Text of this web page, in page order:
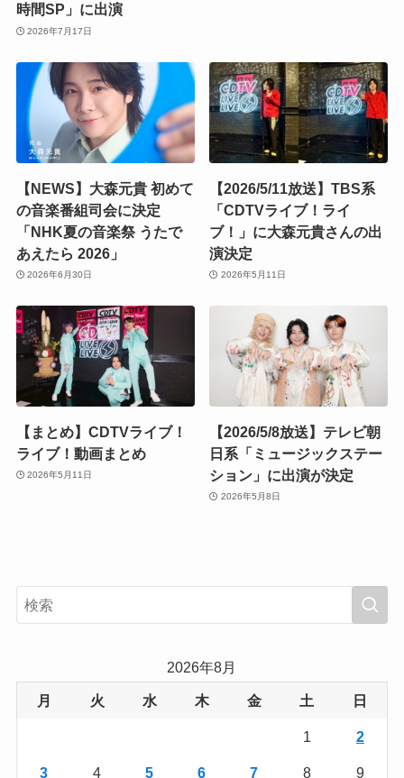
時間SP」に出演
2026年7月17日
【NEWS】大森元貴 初めて
の音楽番組司会に決定
「NHK夏の音楽祭 うたで
あえたら 2026」
2026年6月30日
【2026/5/11放送】TBS系
「CDTVライブ！ライ
ブ！」に大森元貴さんの出
演決定
2026年5月11日
【まとめ】CDTVライブ！
ライブ！動画まとめ
2026年5月11日
【2026/5/8放送】テレビ朝
日系「ミュージックステー
ション」に出演が決定
2026年5月8日
2026年8月
月 火 水 木 金 土 日
1 2
3 4 5 6 7 8 9